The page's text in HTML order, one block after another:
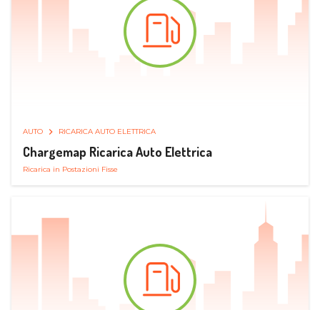
AUTO RICARICA AUTO ELETTRICA
Chargemap Ricarica Auto Elettrica
Ricarica in Postazioni Fisse